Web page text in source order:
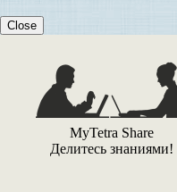
Close
MyTetra Share
Делитесь знаниями!